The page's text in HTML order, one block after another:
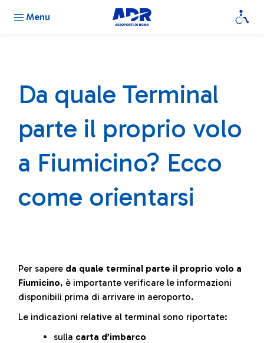
Menu
Da quale Terminal
parte il proprio volo
a Fiumicino? Ecco
come orientarsi
Per sapere da quale terminal parte il proprio volo a
Fiumicino, è importante verificare le informazioni
disponibili prima di arrivare in aeroporto.
Le indicazioni relative al terminal sono riportate:
sulla carta d’imbarco